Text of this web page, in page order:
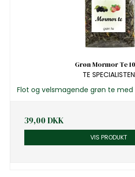
Grøn Mormor Te
TE SPECIALISTEN
Flot og velsmagende grøn te
39,00 DKK
VIS PRODUKT